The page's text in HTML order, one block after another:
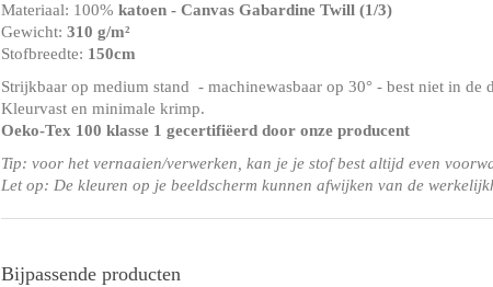
Materiaal: 100% katoen - Canvas Gabardine Twill (1/3)
Gewicht: 310 g/m²
Stofbreedte: 150cm
Strijkbaar op medium stand - machinewasbaar op 30° - best niet in de
Kleurvast en minimale krimp.
Oeko-Tex 100 klasse 1 gecertifiëerd door onze producent
Tip: voor het vernaaien/verwerken, kan je je stof best altijd even
Let op: De kleuren op je beeldscherm kunnen afwijken van de
Bijpassende producten